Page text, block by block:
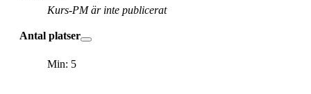
Kurs-PM är inte publicerat
Antal platser
Min: 5